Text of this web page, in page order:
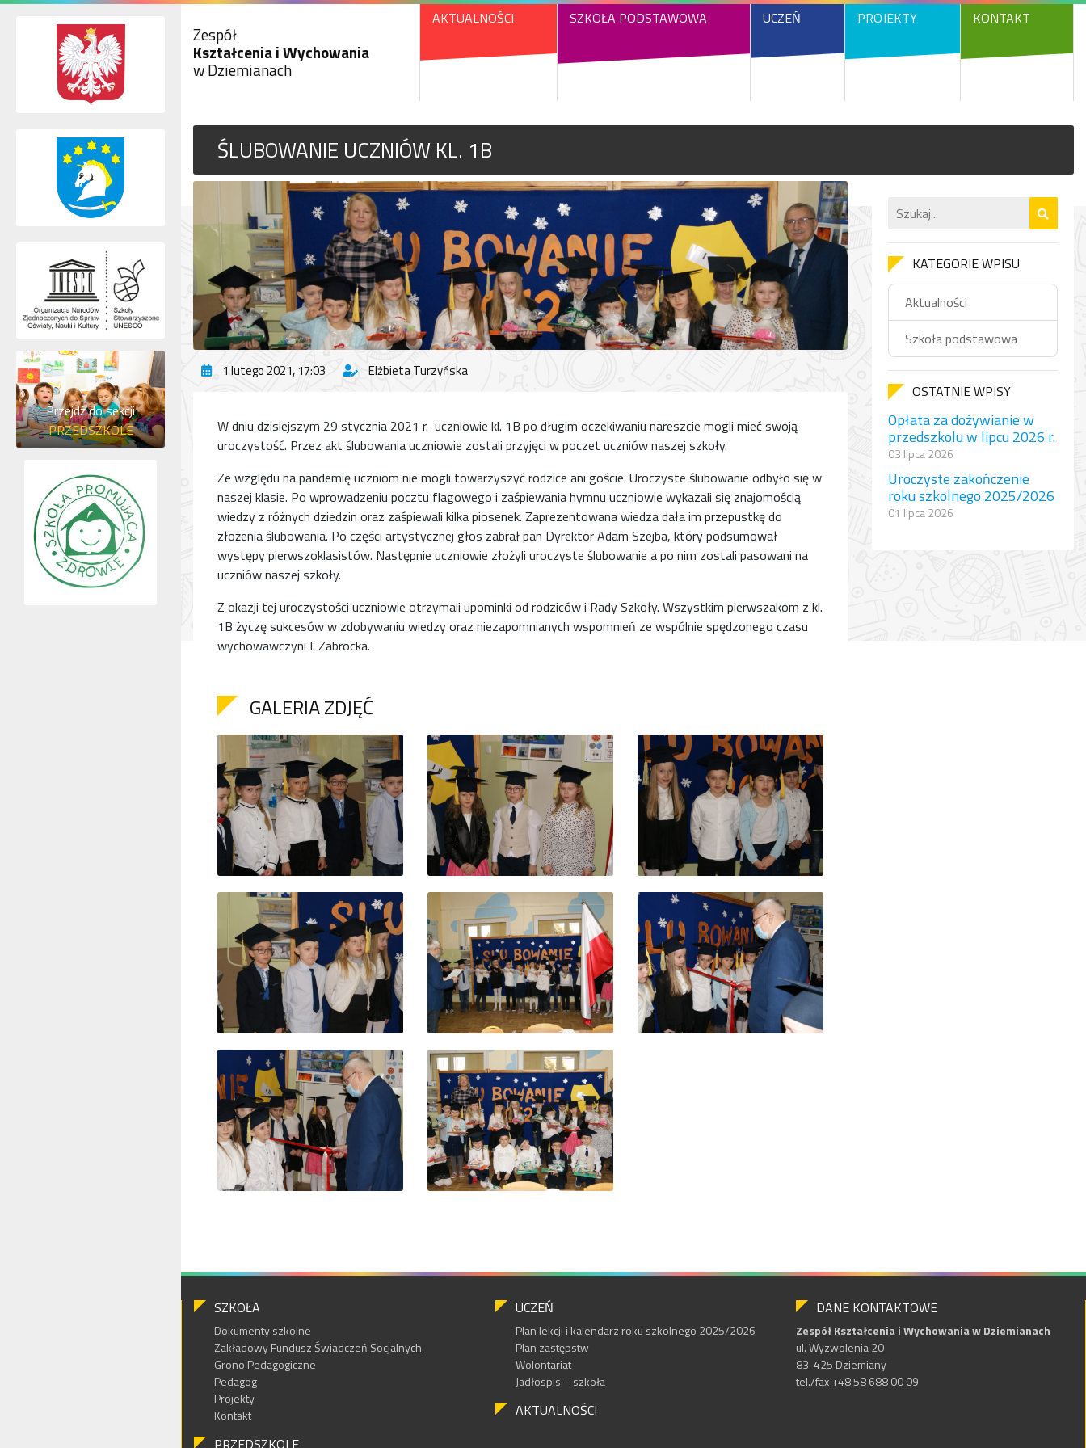
Zespół
Kształcenia i Wychowania
w Dziemianach
AKTUALNOŚCI SZKOŁA PODSTAWOWA UCZEŃ PROJEKTY KONTAKT
ŚLUBOWANIE UCZNIÓW KL. 1B
1 lutego 2021, 17:03 Elżbieta Turzyńska
W dniu dzisiejszym 29 stycznia 2021 r. uczniowie kl. 1B po długim oczekiwaniu nareszcie mogli mieć swoją
uroczystość. Przez akt ślubowania uczniowie zostali przyjęci w poczet uczniów naszej szkoły.
Ze względu na pandemię uczniom nie mogli towarzyszyć rodzice ani goście. Uroczyste ślubowanie odbyło się w
naszej klasie. Po wprowadzeniu pocztu flagowego i zaśpiewania hymnu uczniowie wykazali się znajomością
wiedzy z różnych dziedzin oraz zaśpiewali kilka piosenek. Zaprezentowana wiedza dała im przepustkę do
złożenia ślubowania. Po części artystycznej głos zabrał pan Dyrektor Adam Szejba, który podsumował
występy pierwszoklasistów. Następnie uczniowie złożyli uroczyste ślubowanie a po nim zostali pasowani na
uczniów naszej szkoły.
Z okazji tej uroczystości uczniowie otrzymali upominki od rodziców i Rady Szkoły. Wszystkim pierwszakom z kl.
1B życzę sukcesów w zdobywaniu wiedzy oraz niezapomnianych wspomnień ze wspólnie spędzonego czasu
wychowawczyni I. Zabrocka.
GALERIA ZDJĘĆ
KATEGORIE WPISU
Aktualności
Szkoła podstawowa
OSTATNIE WPISY
Opłata za dożywianie w
przedszkolu w lipcu 2026 r.
03 lipca 2026
Uroczyste zakończenie
roku szkolnego 2025/2026
01 lipca 2026
SZKOŁA
Dokumenty szkolne
Zakładowy Fundusz Świadczeń Socjalnych
Grono Pedagogiczne
Pedagog
Projekty
Kontakt
PRZEDSZKOLE
UCZEŃ
Plan lekcji i kalendarz roku szkolnego 2025/2026
Plan zastępstw
Wolontariat
Jadłospis – szkoła
AKTUALNOŚCI
DANE KONTAKTOWE
Zespół Kształcenia i Wychowania w Dziemianach
ul. Wyzwolenia 20
83-425 Dziemiany
tel./fax +48 58 688 00 09
Przejdź do sekcji
PRZEDSZKOLE